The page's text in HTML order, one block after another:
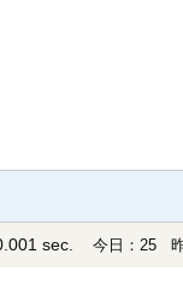
sec. 今日：25